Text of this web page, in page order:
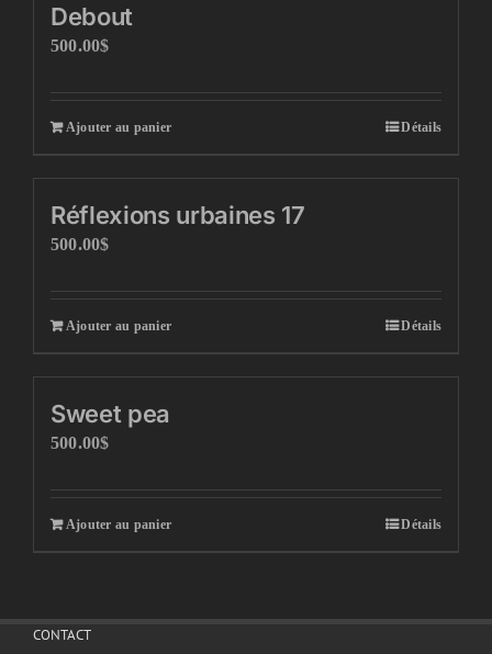
Debout
500.00$
Ajouter au panier Détails
Réflexions urbaines 17
500.00$
Ajouter au panier Détails
Sweet pea
500.00$
Ajouter au panier Détails
CONTACT